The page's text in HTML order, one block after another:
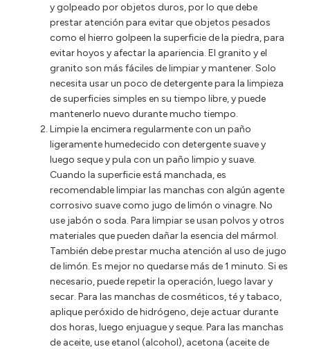
y golpeado por objetos duros, por lo que debe
prestar atención para evitar que objetos pesados
como el hierro golpeen la superficie de la piedra, para
evitar hoyos y afectar la apariencia. El granito y el
granito son más fáciles de limpiar y mantener. Solo
necesita usar un poco de detergente para la limpieza
de superficies simples en su tiempo libre, y puede
mantenerlo nuevo durante mucho tiempo.
Limpie la encimera regularmente con un paño
ligeramente humedecido con detergente suave y
luego seque y pula con un paño limpio y suave.
Cuando la superficie está manchada, es
recomendable limpiar las manchas con algún agente
corrosivo suave como jugo de limón o vinagre. No
use jabón o soda. Para limpiar se usan polvos y otros
materiales que pueden dañar la esencia del mármol.
También debe prestar mucha atención al uso de jugo
de limón. Es mejor no quedarse más de 1 minuto. Si es
necesario, puede repetir la operación, luego lavar y
secar. Para las manchas de cosméticos, té y tabaco,
aplique peróxido de hidrógeno, deje actuar durante
dos horas, luego enjuague y seque. Para las manchas
de aceite, use etanol (alcohol), acetona (aceite de